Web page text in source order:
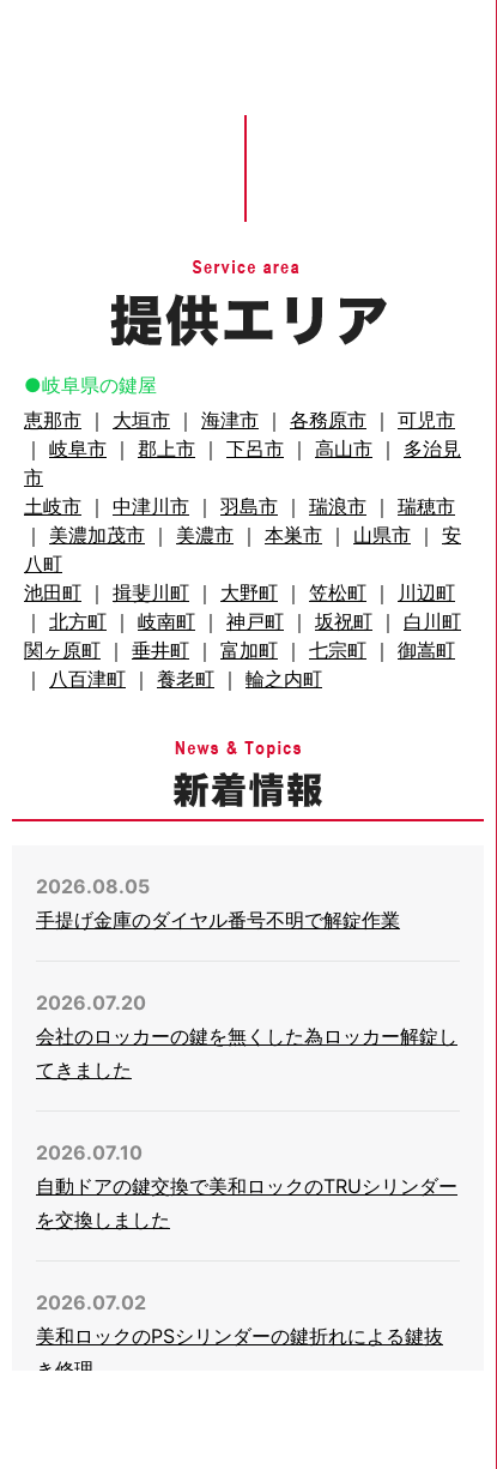
岐阜県の鍵屋
恵那市 ｜ 大垣市 ｜ 海津市 ｜ 各務原市 ｜ 可児市
｜ 岐阜市 ｜ 郡上市 ｜ 下呂市 ｜ 高山市 ｜ 多治見
市
土岐市 ｜ 中津川市 ｜ 羽島市 ｜ 瑞浪市 ｜ 瑞穂市
｜ 美濃加茂市 ｜ 美濃市 ｜ 本巣市 ｜ 山県市 ｜ 安
八町
池田町 ｜ 揖斐川町 ｜ 大野町 ｜ 笠松町 ｜ 川辺町
｜ 北方町 ｜ 岐南町 ｜ 神戸町 ｜ 坂祝町 ｜ 白川町
関ヶ原町 ｜ 垂井町 ｜ 富加町 ｜ 七宗町 ｜ 御嵩町
｜ 八百津町 ｜ 養老町 ｜ 輪之内町
2026.08.05
手提げ金庫のダイヤル番号不明で解錠作業
2026.07.20
会社のロッカーの鍵を無くした為ロッカー解錠し
てきました
2026.07.10
自動ドアの鍵交換で美和ロックのTRUシリンダー
を交換しました
2026.07.02
美和ロックのPSシリンダーの鍵折れによる鍵抜
き修理